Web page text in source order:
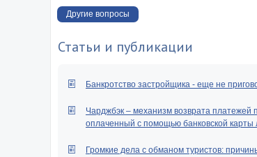
Другие вопросы
Статьи и публикации
Банкротство застройщика - еще не
Чарджбэк – механизм возврата платежей
оплаченный с помощью банковской карты
Громкие дела с обманом туристов: